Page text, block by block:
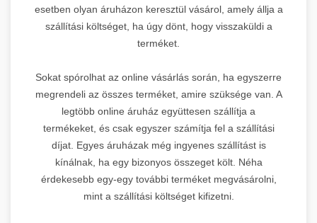
egyedülálló SEO erő.
Domain Rating:71 |Specialitás:
Orvosesztétikai marketing
2.
OnlineMarketing101
platform megtekintése
→
The Home of SEO
DR 44
Leírás:
keresőoptimalizálás központi
forrása Budapesten. Linképítés
szakértők által üzemeltetett
prémium platform, amely átfogó
4.
esetben olyan áruházon keresztül vásárol, amely állja a
szállítási költséget, ha úgy dönt, hogy visszaküldi a
terméket.
Sokat spórolhat az online vásárlás során, ha egyszerre
megrendeli az összes terméket, amire szüksége van. A
legtöbb online áruház együttesen szállítja a
termékeket, és csak egyszer számítja fel a szállítási
díjat. Egyes áruházak még ingyenes szállítást is
kínálnak, ha egy bizonyos összeget költ. Néha
érdekesebb egy-egy további terméket megvásárolni,
mint a szállítási költséget kifizetni.